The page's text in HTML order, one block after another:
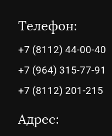
Телефон:
+7 (8112) 44-00-40
+7 (964) 315-77-91
+7 (8112) 201-215
Адрес: